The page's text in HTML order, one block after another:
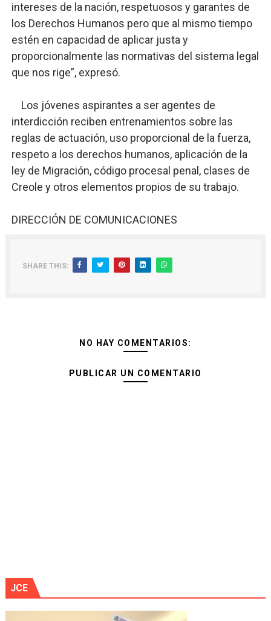
intereses de la nación, respetuosos y garantes de
los Derechos Humanos pero que al mismo tiempo
estén en capacidad de aplicar justa y
proporcionalmente las normativas del sistema legal
que nos rige”, expresó.
Los jóvenes aspirantes a ser agentes de
interdicción reciben entrenamientos sobre las
reglas de actuación, uso proporcional de la fuerza,
respeto a los derechos humanos, aplicación de la
ley de Migración, código procesal penal, clases de
Creole y otros elementos propios de su trabajo.
DIRECCIÓN DE COMUNICACIONES
SHARE THIS:
NO HAY COMENTARIOS:
PUBLICAR UN COMENTARIO
JCE